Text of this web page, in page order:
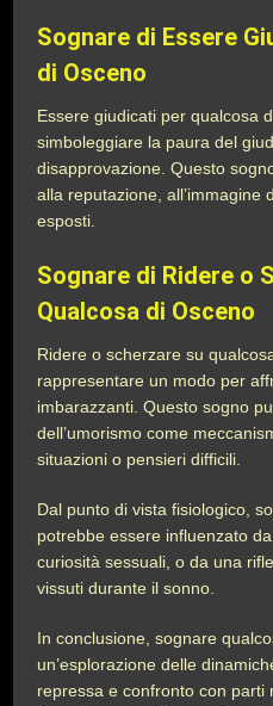
Sognare di Essere
di Osceno
Essere giudicati per qualcosa
simboleggiare la paura del
disapprovazione. Questo
alla reputazione, all’immagine
esposti.
Sognare di Ridere o
Qualcosa di Osceno
Ridere o scherzare su
rappresentare un modo per
imbarazzanti. Questo sogno
dell’umorismo come
situazioni o pensieri difficili.
Dal punto di vista fisiologico,
potrebbe essere influenzato
curiosità sessuali, o da una
vissuti durante il sonno.
In conclusione, sognare
un’esplorazione delle
repressa e confronto con parti